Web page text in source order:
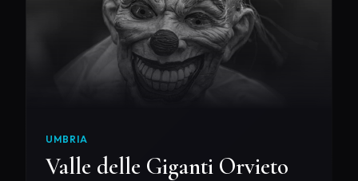
UMBRIA
Valle delle Giganti Orvieto